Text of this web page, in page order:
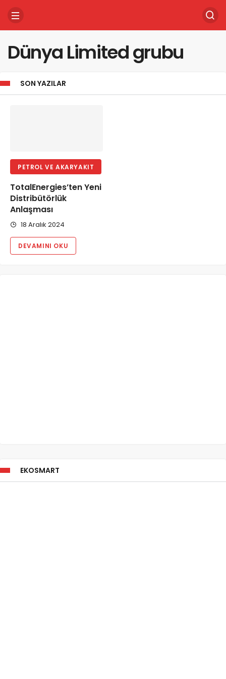
Dünya Limited grubu
SON YAZILAR
PETROL VE AKARYAKIT
TotalEnergies’ten Yeni
Distribütörlük
Anlaşması
18 Aralık 2024
DEVAMINI OKU
EKOSMART